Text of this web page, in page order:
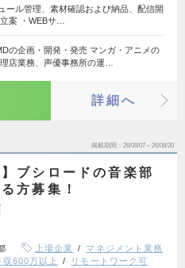
ール管理、素材確認および納品、配信開
案 ・WEBサ…
の企画・開発・発売 マンガ・アニメの
店業務、声優事務所の運…
詳細へ
掲載期間 26/08/07～26/08/20
ブシロードの音楽部
方募集！
上場企業
マネジメント業務
収600万以上
リモートワーク可